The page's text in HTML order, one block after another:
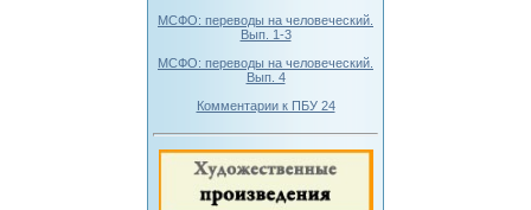
МСФО: переводы на человеческий.
Вып. 1-3
МСФО: переводы на человеческий.
Вып. 4
Комментарии к ПБУ 24